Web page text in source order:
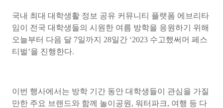
국내 최대 대학생활 정보 공유 커뮤니티 플랫폼 에브리타
임이 전국 대학생들의 시원한 여름 방학을 응원하기 위해
오늘부터 다음 달 7일까지 28일간 ‘2023 수고했써머 페스
티벌’을 진행한다.
이번 행사에서는 방학 기간 동안 대학생들이 관심을 가질
만한 주요 브랜드와 함께 놀이공원, 워터파크, 여행 등 다